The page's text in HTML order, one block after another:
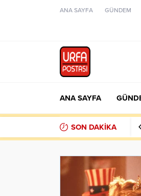
ANA SAYFA GÜNDEM
ANA SAYFA
SON DAKİKA